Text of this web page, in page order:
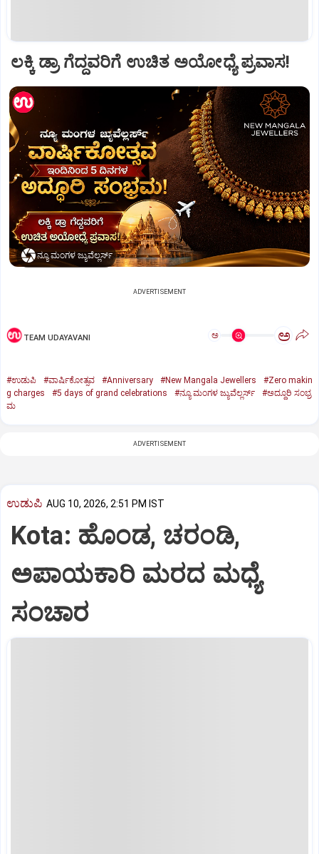
ಲಕ್ಕಿ ಡ್ರಾ ಗೆದ್ದವರಿಗೆ ಉಚಿತ ಅಯೋಧ್ಯೆ ಪ್ರವಾಸ!
ನ್ಯೂ ಮಂಗಳ ಜ್ಯುವೆಲ್ಲರ್ಸ್
ADVERTISEMENT
TEAM UDAYAVANI ಅ ಅ
#ಉಡುಪಿ #ವಾರ್ಷಿಕೋತ್ಸವ #Anniversary #New Mangala Jewellers
#Zero makin
g charges
#5 days of grand celebrations #ನ್ಯೂ ಮಂಗಳ ಜ್ಯುವೆಲ್ಲರ್ಸ್‌
#ಅದ್ದೂರಿ ಸಂಭ್ರ
ಮ
ADVERTISEMENT
ಉಡುಪಿ AUG 10, 2026, 2:51 PM IST
Kota: ಹೊಂಡ, ಚರಂಡಿ,
ಅಪಾಯಕಾರಿ ಮರದ ಮಧ್ಯೆ
ಸಂಚಾರ